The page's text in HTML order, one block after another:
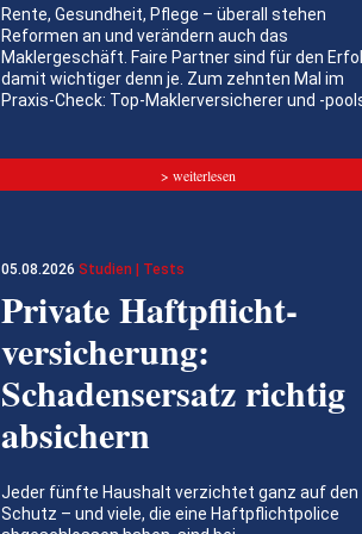
Rente, Gesundheit, Pflege – überall stehen
Reformen an und verändern auch das
Maklergeschäft. Faire Partner sind für den
damit wichtiger denn je. Zum zehnten Mal im
Praxis-Check: Top-Maklerversicherer und -
> weiterlesen
05.08.2026 Studien | Tests
Private Haftpflicht­
versicherung:
Schadensersatz richtig
absichern
Jeder fünfte Haushalt verzichtet ganz auf den
Schutz – und viele, die eine Haftpflichtpolice